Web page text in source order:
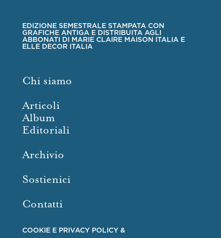
EDIZIONE SEMESTRALE STAMPATA CON
GRAFICHE ANTIGA E DISTRIBUITA AGLI
ABBONATI DI MARIE CLAIRE MAISON ITALIA E
ELLE DECOR ITALIA
Chi siamo
Articoli
Album
Editoriali
Archivio
Sostienici
Contatti
COOKIE E PRIVACY POLICY &